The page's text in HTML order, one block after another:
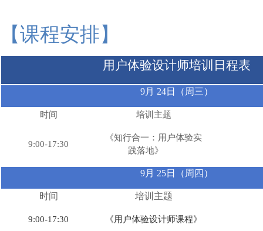
【课程安排】
用户体验设计师培训日程表
9月 24日（周三）
时间 培训主题
9:00-17:30
《知行合一：用户体验实
践落地》
9月 25日（周四）
时间 培训主题
9:00-17:30 《用户体验设计师课程》